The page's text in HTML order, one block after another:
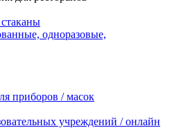
одноразовые,
приборов / масок
учреждений / онлайн